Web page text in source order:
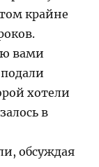
крайне
вами
хотели
в
обсуждая